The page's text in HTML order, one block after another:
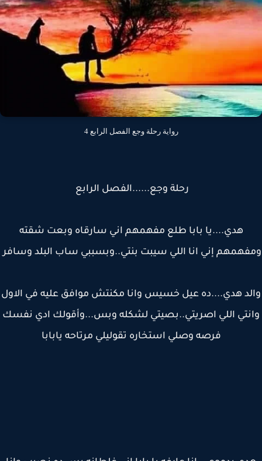
رواية رحلة وجع الفصل الرابع 4
رحلة وجع......الفصل الرابع
هدي....يا بابا طلع مفهمهم اني سارقاه وبعت شقته
إني انا اللي سيبت بنتي..وبسببي ساب البلد وسافر
هدي....ده عيل خسيس وانا مكنتش موافق عليه في الاول
اللي اصريتي..بصيتي لشكله وبس...وأقولك ادي نفسك
فرصه وصلي استخاره تقوليلي مرتاحه يابابا